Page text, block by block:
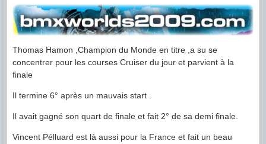
Thomas Hamon ,Champion du Monde en titre ,a su se
concentrer pour les courses Cruiser du jour et parvient à la
finale
Il termine 6° après un mauvais start .
Il avait gagné son quart de finale et fait 2° de sa demi finale.
Vincent Pélluard est là aussi pour la France et fait un beau